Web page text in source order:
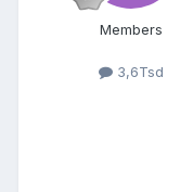
Members
3,6Tsd